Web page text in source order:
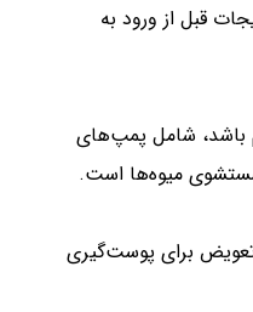
قبل از ورود به
باشد، شامل پمپ‌های
میوه‌ها است.
تعویض برای پوست‌گیری